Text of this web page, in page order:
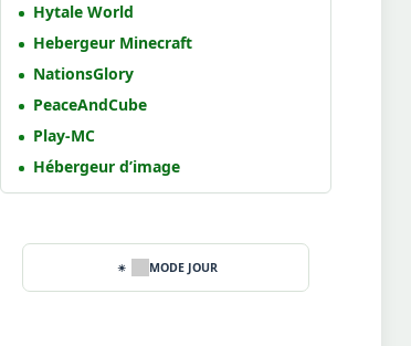
Hytale World
Hebergeur Minecraft
NationsGlory
PeaceAndCube
Play-MC
Hébergeur d’image
MODE JOUR